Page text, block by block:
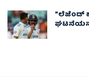
“ಲೆಜೆಂಡ್